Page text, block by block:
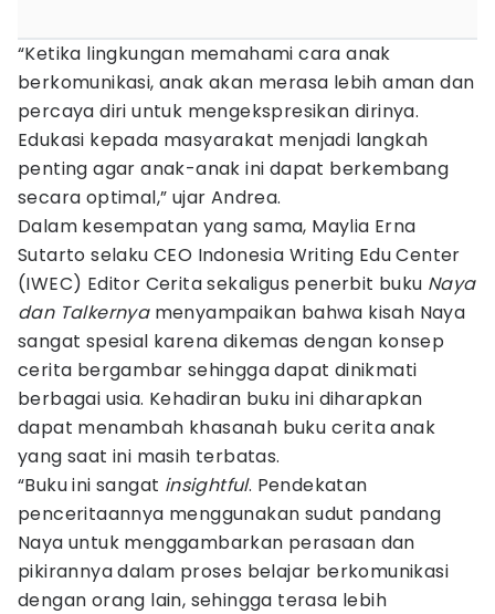
“Ketika lingkungan memahami cara anak
berkomunikasi, anak akan merasa lebih aman dan
percaya diri untuk mengekspresikan dirinya.
Edukasi kepada masyarakat menjadi langkah
penting agar anak-anak ini dapat berkembang
secara optimal,” ujar Andrea.
Dalam kesempatan yang sama, Maylia Erna
Sutarto selaku CEO Indonesia Writing Edu Center
(IWEC) Editor Cerita sekaligus penerbit buku Naya
dan Talkernyamenyampaikan bahwa kisah Naya
sangat spesial karena dikemas dengan konsep
cerita bergambar sehingga dapat dinikmati
berbagai usia. Kehadiran buku ini diharapkan
dapat menambah khasanah buku cerita anak
yang saat ini masih terbatas.
“Buku ini sangat insightful. Pendekatan
penceritaannya menggunakan sudut pandang
Naya untuk menggambarkan perasaan dan
pikirannya dalam proses belajar berkomunikasi
dengan orang lain, sehingga terasa lebih